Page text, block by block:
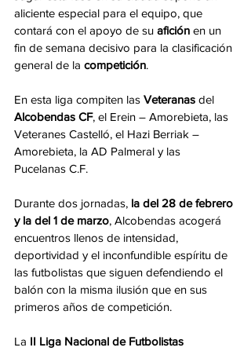
aliciente especial para el equipo, que
contará con el apoyo de su afición en un
fin de semana decisivo para la clasificación
general de la competición.
En esta liga compiten las Veteranas del
Alcobendas CF, el Erein – Amorebieta, las
Veteranes Castelló, el Hazi Berriak –
Amorebieta, la AD Palmeral y las
Pucelanas C.F.
Durante dos jornadas, la del 28 de febrero
y la del 1 de marzo, Alcobendas acogerá
encuentros llenos de intensidad,
deportividad y el inconfundible espíritu de
las futbolistas que siguen defendiendo el
balón con la misma ilusión que en sus
primeros años de competición.
La II Liga Nacional de Futbolistas